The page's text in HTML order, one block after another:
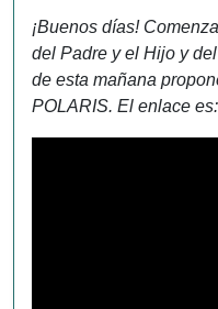
¡Buenos días!
del Padre y el Hijo y
de esta mañana
POLARIS. El enlace es: